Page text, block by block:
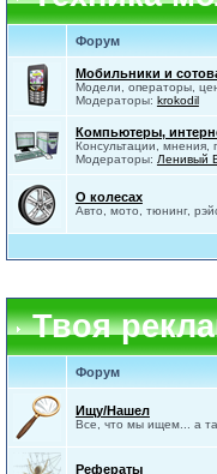
Форум
Мобильники и
Модели, операторы,
Модераторы: krokodil
Компьютеры,
Консультации, мнения,
Модераторы: Ленивый
О колесах
Авто, мото, тюнинг,
Твоя
Форум
Ищу/Нашел
Все, что мы ищем... а
Рефераты